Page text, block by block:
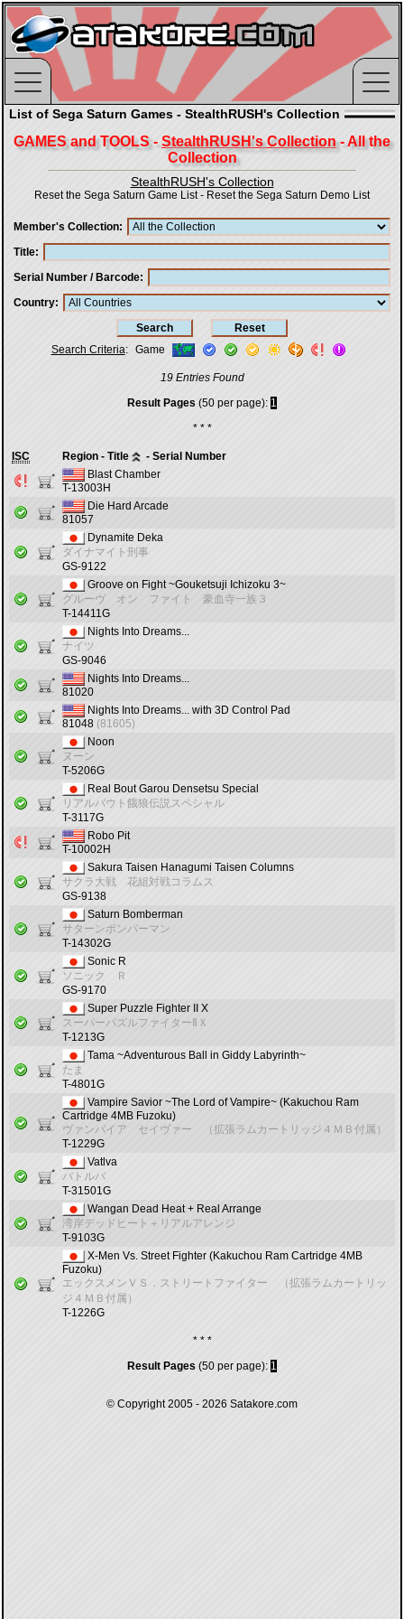
List of Sega Saturn Games - StealthRUSH's Collection
GAMES and TOOLS - StealthRUSH's Collection- All the
Collection
StealthRUSH's Collection
Reset the Sega Saturn Game List- Reset the Sega Saturn Demo List
Member's Collection
Title
Serial Number / Barcode
Country
Search Criteria: Game
19 Entries Found
Result Pages (50 per page): 1
* * *
ISC Region - Title
- Serial Number
Blast Chamber
T-13003H
Die Hard Arcade
81057
Dynamite Deka
ダイナマイト刑事
GS-9122
Groove on Fight ~Gouketsuji Ichizoku 3~
グルーヴ オン ファイト 豪血寺一族３
T-14411G
Nights Into Dreams...
ナイツ
GS-9046
Nights Into Dreams...
81020
Nights Into Dreams... with 3D Control Pad
81048 (81605)
Noon
ヌーン
T-5206G
Real Bout Garou Densetsu Special
リアルバウト餓狼伝説スペシャル
T-3117G
Robo Pit
T-10002H
Sakura Taisen Hanagumi Taisen Columns
サクラ大戦 花組対戦コラムス
GS-9138
Saturn Bomberman
サターンボンバーマン
T-14302G
Sonic R
ソニック Ｒ
GS-9170
Super Puzzle Fighter II X
スーパーパズルファイターⅡＸ
T-1213G
Tama ~Adventurous Ball in Giddy Labyrinth~
たま
T-4801G
Vampire Savior ~The Lord of Vampire~ (Kakuchou Ram
Cartridge 4MB Fuzoku)
ヴァンパイア セイヴァー （拡張ラムカートリッジ４ＭＢ付属）
T-1229G
Vatlva
バトルバ
T-31501G
Wangan Dead Heat + Real Arrange
湾岸デッドヒート＋リアルアレンジ
T-9103G
X-Men Vs. Street Fighter (Kakuchou Ram Cartridge 4MB
Fuzoku)
エックスメンＶＳ．ストリートファイター （拡張ラムカートリッ
ジ４ＭＢ付属）
T-1226G
* * *
Result Pages (50 per page): 1
© Copyright 2005 - 2026 Satakore.com